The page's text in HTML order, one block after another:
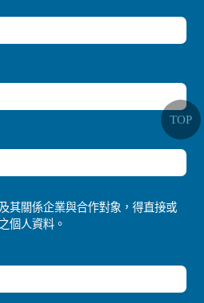
其關係企業與合作對象，得直接或
個人資料。
TOP